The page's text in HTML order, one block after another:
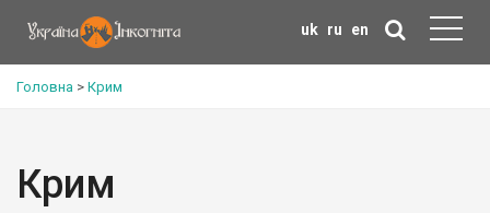
uk ru en
Головна > Крим
Крим